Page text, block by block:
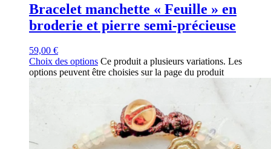
Bracelet manchette « Feuille » en
broderie et pierre semi-précieuse
59,00 €
Choix des options Ce produit a plusieurs variations. Les
options peuvent être choisies sur la page du produit